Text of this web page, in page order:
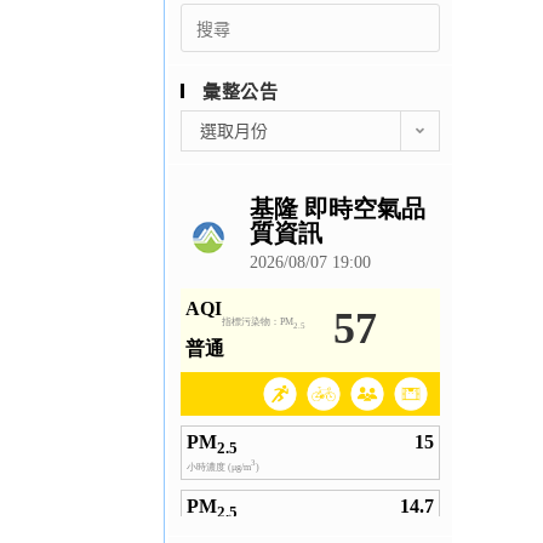
Search
for:
彙整公告
整
選取月份